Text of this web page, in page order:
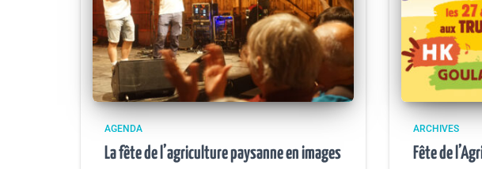
AGENDA
La fête de l’agriculture paysanne en images
ARCHIVES
Fête de